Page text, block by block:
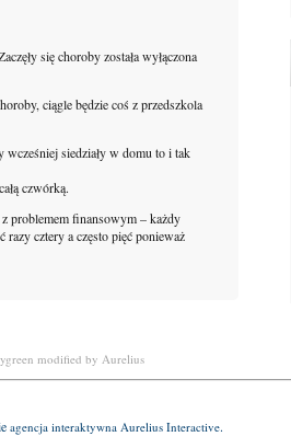
się chorobyzostała wyłączona
ciągle będzie coś z przedszkola
wcześniej siedziały w domu to i tak
czwórką.
z problemem finansowym – każdy
cztery a często pięć ponieważ
modified by Aurelius
agencja interaktywna Aurelius Interactive.